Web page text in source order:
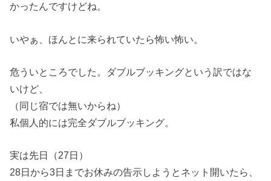
かったんですけどね。
いやぁ、ほんとに来られていたら怖い怖い。
危ういところでした。ダブルブッキングという訳ではな
いけど、
（同じ宿では無いからね）
私個人的には完全ダブルブッキング。
実は先日（27日）
28日から3日までお休みの告示しようとネット開いたら、